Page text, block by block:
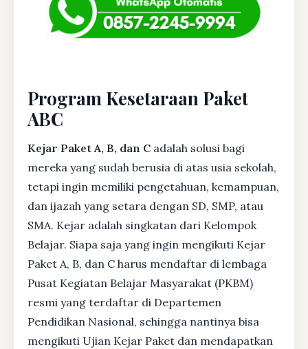
Program Kesetaraan Paket
ABC
Kejar Paket A, B, dan C adalah solusi bagi
mereka yang sudah berusia di atas usia sekolah,
tetapi ingin memiliki pengetahuan, kemampuan,
dan ijazah yang setara dengan SD, SMP, atau
SMA. Kejar adalah singkatan dari Kelompok
Belajar. Siapa saja yang ingin mengikuti Kejar
Paket A, B, dan C harus mendaftar di lembaga
Pusat Kegiatan Belajar Masyarakat (PKBM)
resmi yang terdaftar di Departemen
Pendidikan Nasional, sehingga nantinya bisa
mengikuti Ujian Kejar Paket dan mendapatkan